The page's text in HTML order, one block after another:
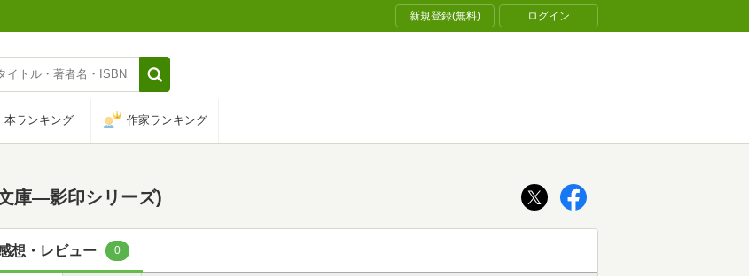
新規登録(無料) ログイン
本ランキング 作家ランキング
庫―影印シリーズ)
想・レビュー 0